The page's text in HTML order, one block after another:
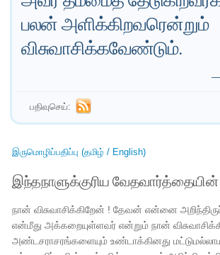
பலன் அளிக்கிறவரென்றும்
விசுவாசிக்கவேண்டும்.
பதிவுசெய்:
இருமொழிப்பதிப்பு (தமிழ் / English)
இந்தநாளுக்குரிய
நான் விசுவாசிக்கிறேன் ! தேவன் என்னை
என்மீது அக்கறையுள்ளவர் என்றும் நான்
அண்டசராசரங்களையும் உண்டாக்கினது